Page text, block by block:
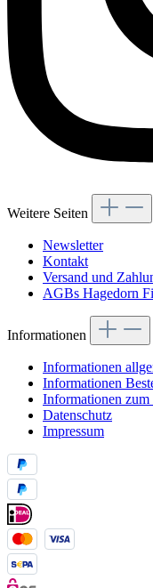
Weitere Seiten
Newsletter
Kontakt
Versand und
AGBs Hagedorn
Informationen
Informationen
Informationen
Informationen
Datenschutz
Impressum